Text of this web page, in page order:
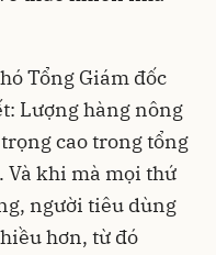
Tổng Giám đốc
Lượng hàng nông
cao trong tổng
Và khi mà mọi thứ
người tiêu dùng
hơn, từ đó